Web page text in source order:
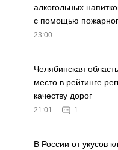
алкогольных
с помощью
23:00
Челябинская
место в рейтинге
качеству дорог
21:01 1
В России от укусов